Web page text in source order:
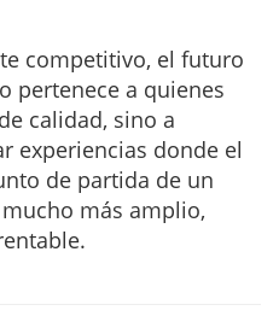
competitivo, el futuro
pertenece a quienes
calidad, sino a
experiencias donde el
de partida de un
más amplio,